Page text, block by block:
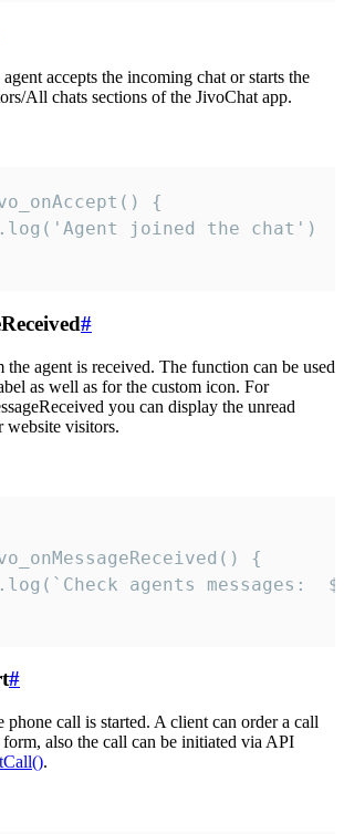
accepts the incoming chat or starts the
All chats sections of the JivoChat app.
{
#
the agent is received. The function can be used
as well as for the custom icon. For
you can display the unread
website visitors.
{
#
phone call is started. A client can order a call
also the call can be initiated via API
.